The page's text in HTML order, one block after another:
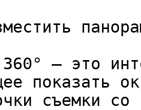
— это
показать
съемки со